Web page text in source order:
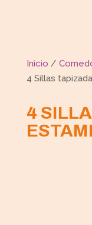
Inicio /
4 Sillas
4